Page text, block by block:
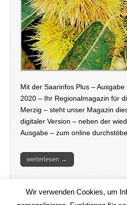
Mit der Saarinfos Plus –
2020 – Ihr Regionalmagazin für
Merzig – steht unser Magazin
digitaler Version – neben der
Ausgabe – zum online
weiterlesen →
Wir verwenden Cookies, um